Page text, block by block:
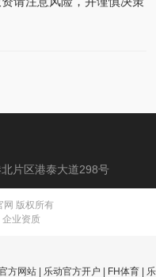
片区港泰大道298号
网 版权所有
企业资质
方网站 乐动官方开户 FH体育 乐